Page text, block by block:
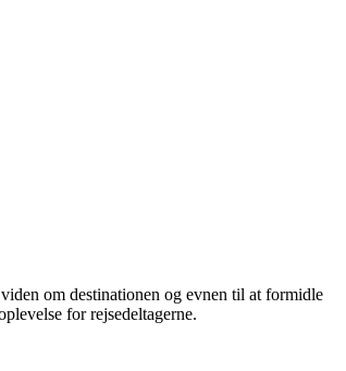
om destinationen og evnen til at formidle
for rejsedeltagerne.